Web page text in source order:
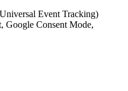
Event Tracking)
Google Consent Mode,